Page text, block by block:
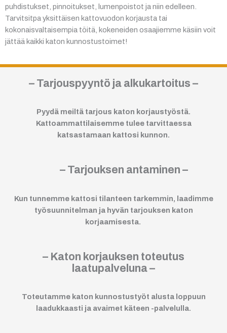
puhdistukset, pinnoitukset, lumenpoistot ja niin edelleen.
Tarvitsitpa yksittäisen kattovuodon korjausta tai
kokonaisvaltaisempia töitä, kokeneiden osaajiemme käsiin voit
jättää kaikki katon kunnostustoimet!
– Tarjouspyyntö ja alkukartoitus –
Pyydä meiltä tarjous katon korjaustyöstä.
Kattoammattilaisemme tulee tarvittaessa
katsastamaan kattosi kunnon.
– Tarjouksen antaminen –
Kun tunnemme kattosi tilanteen tarkemmin, laadimme
työsuunnitelman ja hyvän tarjouksen katon
korjaamisesta.
– Katon korjauksen toteutus
laatupalveluna –
Toteutamme katon kunnostustyöt alusta loppuun
laadukkaasti ja avaimet käteen -palvelulla.